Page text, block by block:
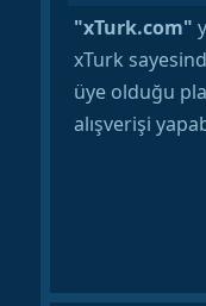
"xTurk.com"
xTurk
üye olduğu
alışverişi